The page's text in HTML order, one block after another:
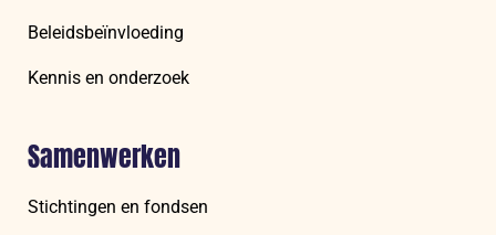
Beleidsbeïnvloeding
Kennis en onderzoek
Samenwerken
Stichtingen en fondsen